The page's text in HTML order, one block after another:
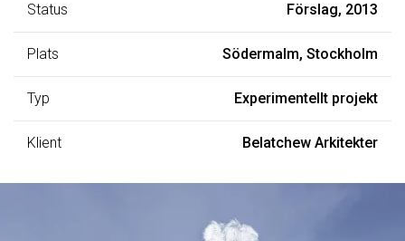
Status Förslag, 2013
Plats Södermalm, Stockholm
Typ Experimentellt projekt
Klient Belatchew Arkitekter